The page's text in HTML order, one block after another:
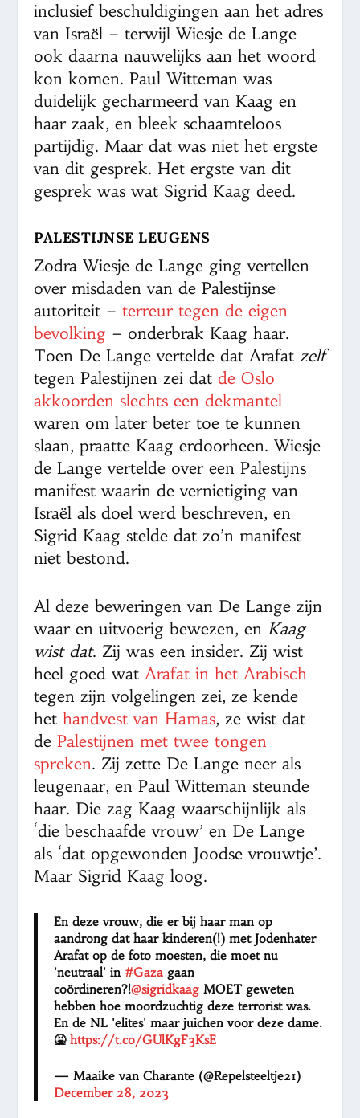
inclusief beschuldigingen aan het adres
van Israël – terwijl Wiesje de Lange
ook daarna nauwelijks aan het woord
kon komen. Paul Witteman was
duidelijk gecharmeerd van Kaag en
haar zaak, en bleek schaamteloos
partijdig. Maar dat was niet het ergste
van dit gesprek. Het ergste van dit
gesprek was wat Sigrid Kaag deed.
PALESTIJNSE LEUGENS
Zodra Wiesje de Lange ging vertellen
over misdaden van de Palestijnse
autoriteit –terreur tegen de eigen
bevolking – onderbrak Kaag haar.
Toen De Lange vertelde dat Arafatzelf
tegen Palestijnen zei datde Oslo
akkoorden slechts een dekmantel
waren om later beter toe te kunnen
slaan, praatte Kaag erdoorheen. Wiesje
de Lange vertelde over een Palestijns
manifest waarin de vernietiging van
Israël als doel werd beschreven, en
Sigrid Kaag stelde dat zo’n manifest
niet bestond.
Al deze beweringen van De Lange zijn
waar en uitvoerig bewezen, en Kaag
wist dat. Zij was een insider. Zij wist
heel goed watArafat in het Arabisch
tegen zijn volgelingen zei, ze kende
hethandvest van Hamas, ze wist dat
dePalestijnen met twee tongen
spreken. Zij zette De Lange neer als
leugenaar, en Paul Witteman steunde
haar. Die zag Kaag waarschijnlijk als
‘die beschaafde vrouw’ en De Lange
als ‘dat opgewonden Joodse vrouwtje’.
Maar Sigrid Kaag loog.
En deze vrouw, die er bij haar man op
aandrong dat haar kinderen(!) met Jodenhater
Arafat op de foto moesten, die moet nu
'neutraal' in #Gaza gaan
coördineren?!@sigridkaag MOET geweten
hebben hoe moordzuchtig deze terrorist was.
En de NL 'elites' maar juichen voor deze dame.
🤮https://t.co/GUlKgF3KsE
— Maaike van Charante (@Repelsteeltje21)
December 28, 2023